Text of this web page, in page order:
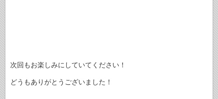
次回もお楽しみにしていてください！
どうもありがとうございました！